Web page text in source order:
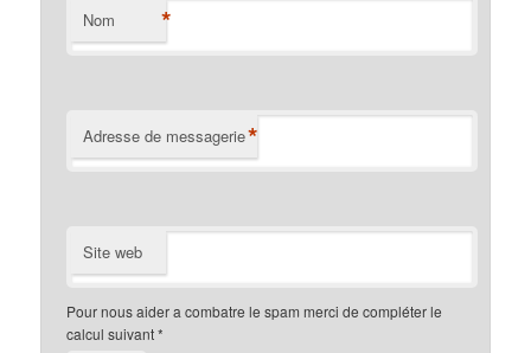
Nom *
Adresse de messagerie*
Site web
Pour nous aider a combatre le spam merci de compléter le
calcul suivant*